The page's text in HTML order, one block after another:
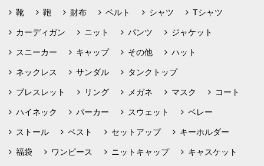
靴 鞄 財布 ベルト シャツ Tシャツ
カーディガン ニット パンツ ジャケット
スニーカー キャップ その他 ハット
ネックレス サンダル タンクトップ
ブレスレット リング メガネ マスク コート
ハイネック パーカー スウェット ベレー
ストール ベスト セットアップ キーホルダー
福袋 ワンピース ニットキャップ キャスケット